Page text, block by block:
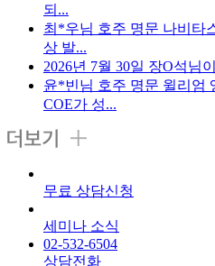
되...
최*우님 호주 명문 나비타
상 발...
2026년 7월 30일 장O석님
윤*빈님 호주 명문 윌리엄
COE가 성...
무료 상담신청
세미나 소식
02-532-6504
상담전화